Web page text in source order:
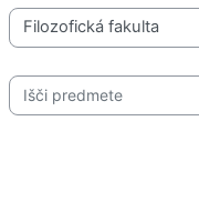
Kategorije predmetov
Išči predmete